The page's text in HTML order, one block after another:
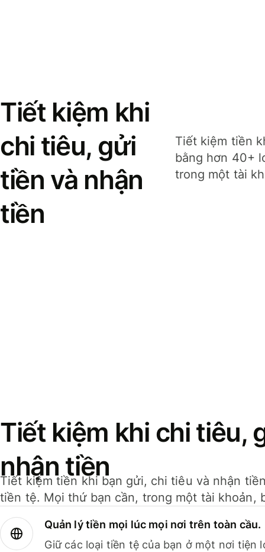
Tiết kiệm khi
chi tiêu, gửi
tiền và nhận
tiền
Tiết kiệm tiền
bằng hơn 40+
trong một tài
Tiết kiệm khi chi tiêu,
nhận tiền
Tiết kiệm tiền khi bạn gửi, chi tiêu và nhận
tiền tệ. Mọi thứ bạn cần, trong một tài khoản,
Quản lý tiền mọi lúc mọi nơi trên toàn cầu.
Giữ các loại tiền tệ của bạn ở một nơi tiện